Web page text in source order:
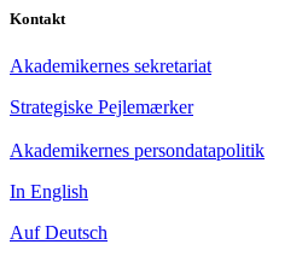
Kontakt
Akademikernes sekretariat
Strategiske Pejlemærker
Akademikernes persondatapolitik
In English
Auf Deutsch